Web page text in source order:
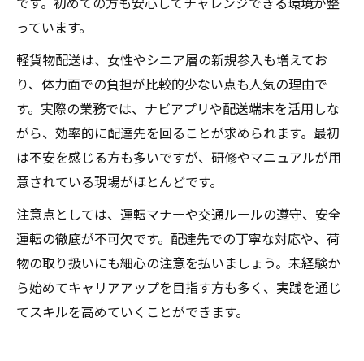
っています。
軽貨物配送は、女性やシニア層の新規参入も増えてお
り、体力面での負担が比較的少ない点も人気の理由で
す。実際の業務では、ナビアプリや配送端末を活用しな
がら、効率的に配達先を回ることが求められます。最初
は不安を感じる方も多いですが、研修やマニュアルが用
意されている現場がほとんどです。
注意点としては、運転マナーや交通ルールの遵守、安全
運転の徹底が不可欠です。配達先での丁寧な対応や、荷
物の取り扱いにも細心の注意を払いましょう。未経験か
ら始めてキャリアアップを目指す方も多く、実践を通じ
てスキルを高めていくことができます。